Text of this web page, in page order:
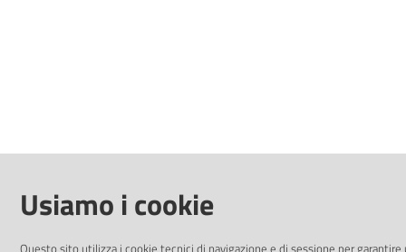
Usiamo i cookie
Questo sito utilizza i cookie tecnici di navigazione e di sessione per